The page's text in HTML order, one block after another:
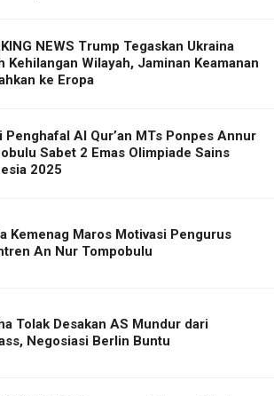
NEWS Trump Tegaskan Ukraina
Kehilangan Wilayah, Jaminan Keamanan
ke Eropa
Penghafal Al Qur’an MTs Ponpes Annur
Sabet 2 Emas Olimpiade Sains
2025
Kemenag Maros Motivasi Pengurus
An Nur Tompobulu
Tolak Desakan AS Mundur dari
Negosiasi Berlin Buntu